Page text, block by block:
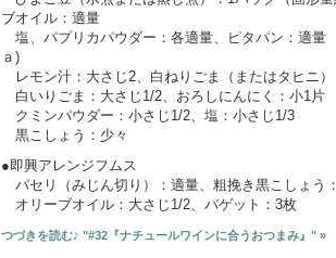
ブオイル：適量
塩、パプリカパウダー：各適量、ピタパン：
ａ)
レモン汁：大さじ2、白ねりごま（またはタヒニ
白いりごま：大さじ1/2、おろしにんにく：小1片
クミンパウダー：小さじ1/2、塩：小さじ1/3
黒こしょう：少々
●即興アレンジフムス
パセリ（みじん切り）：適量、粗挽き黒こしょう
オリーブオイル：大さじ1/2、バゲット：3枚
つづきを読む♪ "#32『ナチュールワインに合うおつまみ』" »